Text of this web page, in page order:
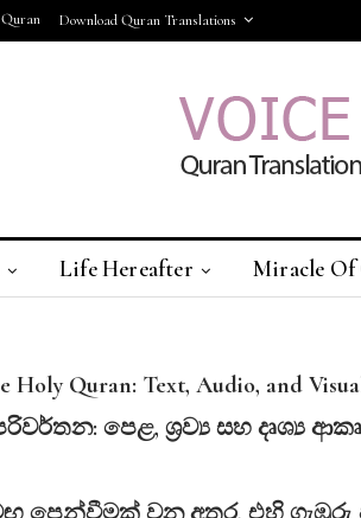
Download Quran Translations
Life Hereafter Miracle Of
Holy Quran: Text, Audio, and
පෙළ, ශ්‍රව්‍ සහ දෘශ්‍